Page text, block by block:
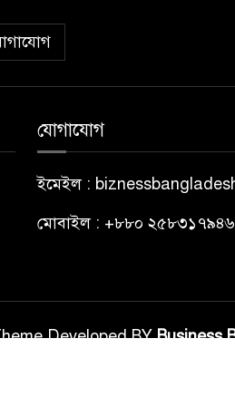
যোগাযোগ
ইমেইল :
মোবাইল : +৮৮০ ২৫৮৩১৭৯৪৬
Developed BYBusiness